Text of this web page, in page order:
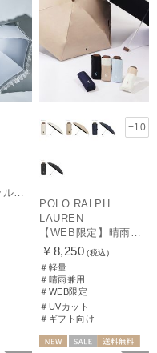
【日傘】ポロ ラルフ ローレン(POLO RALPH LAUREN)エンブフリル 長傘 【公式ムーンバット】 遮光 遮熱 UV 晴雨兼用
+10
POLO RALPH
LAUREN
【WEB限定】晴雨兼用折りたたみ日傘 ポロ ラルフ ローレン ポロポニー刺繍 POLO BEAR 雨の日OK 遮光100% 遮熱 簡単開閉 UV100% 晴雨兼用
￥8,250 (税込)
＃軽量
＃晴雨兼用
＃WEB限定
＃UVカット
＃ギフト向け